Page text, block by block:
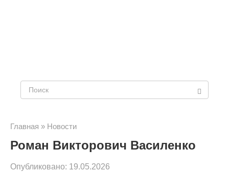
Главная » Новости
Роман Викторович Василенко
Опубликовано: 19.05.2026